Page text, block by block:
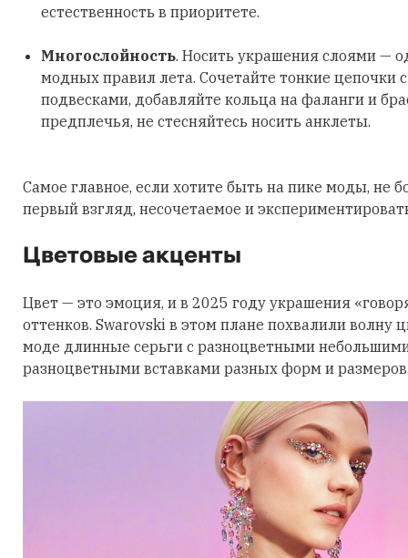
естественность в приоритете.
Многослойность. Носить украшения слоями —
модных правил лета. Сочетайте тонкие цепочки
подвесками, добавляйте кольца на фаланги и
предплечья, не стесняйтесь носить анклеты.
Самое главное, если хотите быть на пике моды, не
первый взгляд, несочетаемое и
Цветовые акценты
Цвет — это эмоция, и в 2025 году украшения
оттенков. Swarovski в этом плане похвалили волну
моде длинные серьги с разноцветными
разноцветными вставками разных форм и